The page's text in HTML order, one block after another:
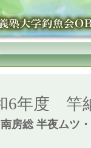
6年度 竿
房総 半夜ムツ